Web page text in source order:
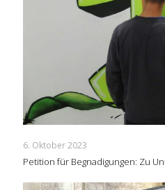
6. Oktober 2023
Petition für Begnadigungen: Zu